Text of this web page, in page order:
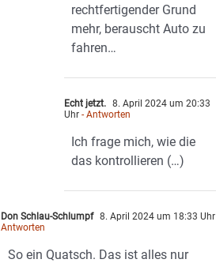
rechtfertigender Grund
mehr, berauscht Auto zu
fahren…
Echt jetzt. 8. April 2024 um 20:33
Uhr - Antworten
Ich frage mich, wie die
das kontrollieren (…)
Don Schlau-Schlumpf 8. April 2024 um 18:33 Uhr
Antworten
So ein Quatsch. Das ist alles nur